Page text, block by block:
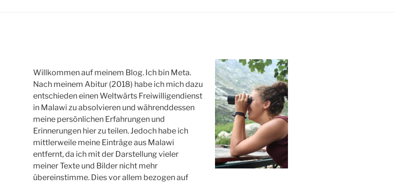
Willkommen auf meinem Blog. Ich bin Meta.
Nach meinem Abitur (2018) habe ich mich dazu
entschieden einen Weltwärts Freiwilligendienst
in Malawi zu absolvieren und währenddessen
meine persönlichen Erfahrungen und
Erinnerungen hier zu teilen. Jedoch habe ich
mittlerweile meine Einträge aus Malawi
entfernt, da ich mit der Darstellung vieler
meiner Texte und Bilder nicht mehr
übereinstimme. Dies vor allem bezogen auf